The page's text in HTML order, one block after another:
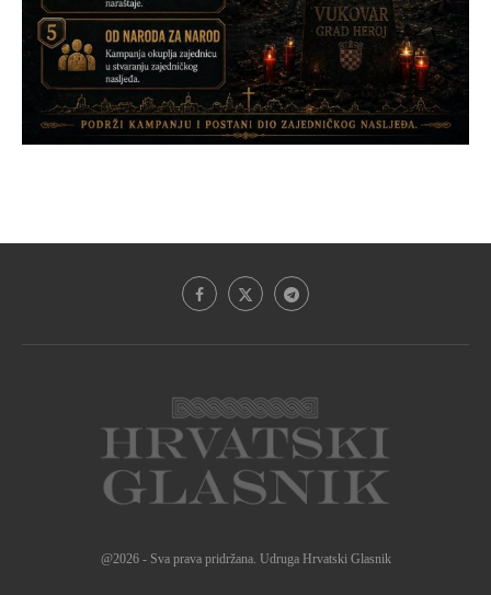
@2026 - Sva prava pridržana. Udruga Hrvatski Glasnik